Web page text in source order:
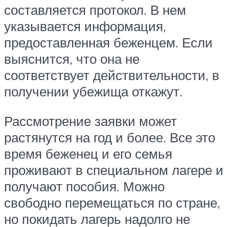
составляется протокол. В нем
указывается информация,
предоставленная беженцем. Если
выяснится, что она не
соответствует действительности, в
получении убежища откажут.
Рассмотрение заявки может
растянутся на год и более. Все это
время беженец и его семья
проживают в специальном лагере и
получают пособия. Можно
свободно перемещаться по стране,
но покидать лагерь надолго не